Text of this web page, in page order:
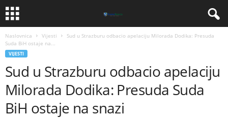
Naslovnica Vijesti
Sud u Strazburu odbacio apelaciju Milorada Dodika: Presuda
Suda BiH ostaje na...
VIJESTI
Sud u Strazburu odbacio apelaciju
Milorada Dodika: Presuda Suda
BiH ostaje na snazi